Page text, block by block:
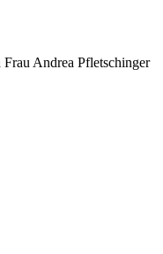
Andrea Pfletschinger